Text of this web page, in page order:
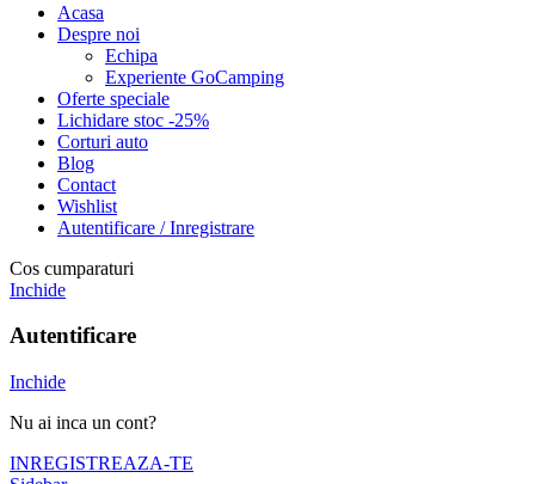
Acasa
Despre noi
Echipa
Experiente GoCamping
Oferte speciale
Lichidare stoc -25%
Corturi auto
Blog
Contact
Wishlist
Autentificare / Inregistrare
Cos cumparaturi
Inchide
Autentificare
Inchide
Nu ai inca un cont?
INREGISTREAZA-TE